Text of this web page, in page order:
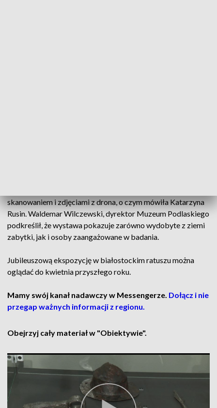
skanowaniem i zdjęciami z drona, o czym mówiła Katarzyna
Rusin. Waldemar Wilczewski, dyrektor Muzeum Podlaskiego
podkreślił, że wystawa pokazuje zarówno wydobyte z ziemi
zabytki, jak i osoby zaangażowane w badania.
Jubileuszową ekspozycję w białostockim ratuszu można
oglądać do kwietnia przyszłego roku.
Mamy swój kanał nadawczy w Messengerze. Dołącz i nie
przegap ważnych informacji z regionu.
Obejrzyj cały materiał w "Obiektywie".